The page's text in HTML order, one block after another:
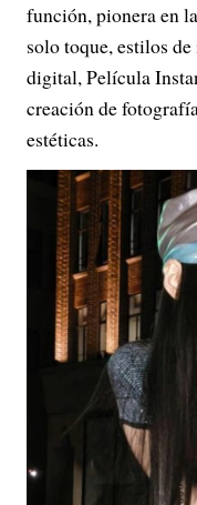
función, pionera en
solo toque, estilos
digital, Película
creación de
estéticas.